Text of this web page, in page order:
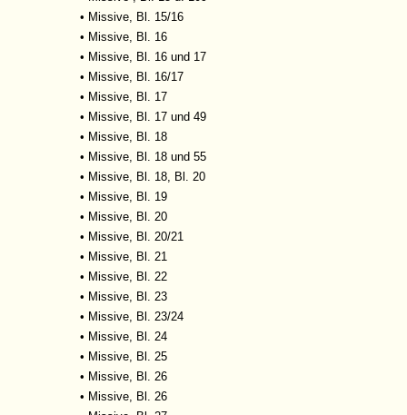
• Missive, Bl. 15/16
• Missive, Bl. 16
• Missive, Bl. 16 und 17
• Missive, Bl. 16/17
• Missive, Bl. 17
• Missive, Bl. 17 und 49
• Missive, Bl. 18
• Missive, Bl. 18 und 55
• Missive, Bl. 18, Bl. 20
• Missive, Bl. 19
• Missive, Bl. 20
• Missive, Bl. 20/21
• Missive, Bl. 21
• Missive, Bl. 22
• Missive, Bl. 23
• Missive, Bl. 23/24
• Missive, Bl. 24
• Missive, Bl. 25
• Missive, Bl. 26
• Missive, Bl. 26